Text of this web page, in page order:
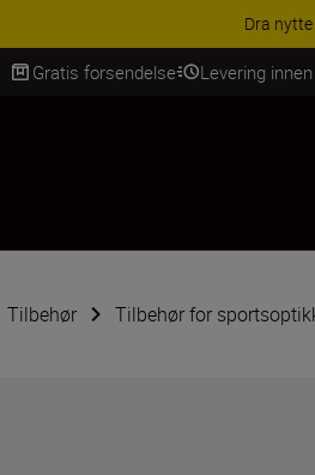
Dra
Gratis forsendelse Levering
Tilbehør Tilbehør for